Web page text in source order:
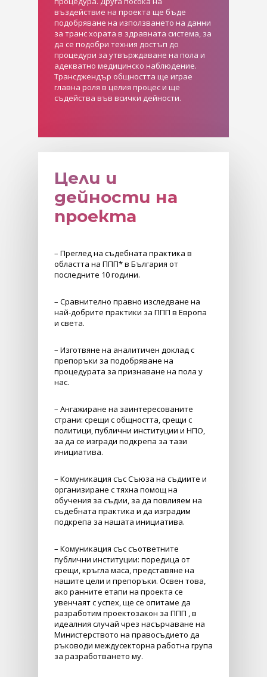
въздействие на проекта ще бъде
подобряване на използването на данни
за транс хората в здравната система, за
да се подобри техния достъп до
процедури за утвърждаване на пола и
адекватно медицинско наблюдение.
Трансджендър общността ще играе
главна роля в целия процес и ще
съдейства във всички дейности.
Цели и
дейности на
проекта
– Преглед на съдебната практика в
областта на ППП* в България от
последните 10 години.
– Сравнително правно изследване на
най-добрите практики за ППП в Европа
и света.
– Изготвяне на аналитичен доклад с
препоръки за подобряване на
процедурата за признаване на пола у
нас.
– Ангажиране на заинтересованите
страни: срещи с общността, срещи с
политици, публични институции и НПО,
за да се изгради подкрепа за тази
инициатива.
– Комуникация със Съюза на съдиите и
организиране с тяхна помощ на
обучения за съдии, за да повлияем на
съдебната практика и да изградим
подкрепа за нашата инициатива.
– Комуникация със съответните
публични институции: поредица от
срещи, кръгла маса, представяне на
нашите цели и препоръки. Освен това,
ако ранните етапи на проекта се
увенчаят с успех, ще се опитаме да
разработим проектозакон за ППП , в
идеалния случай чрез насърчаване на
Министерството на правосъдието да
ръководи междусекторна работна група
за разработването му.